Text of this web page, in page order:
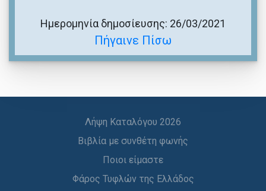
Πήγαινε Πίσω
Ημερομηνία δημοσίευσης: 26/03/2021
Λήψη Καταλόγου 2026
Βιβλία με συνθέτη φωνής
Ποιοι είμαστε
Φάρος Τυφλών της Ελλάδος